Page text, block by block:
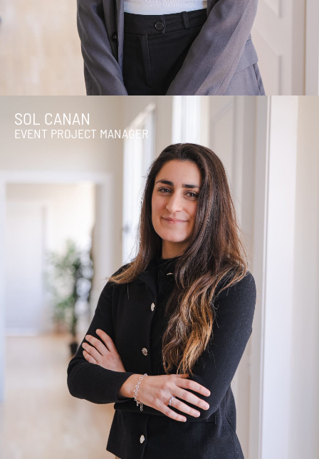
SOL CANAN
EVENT PROJECT MANAGER